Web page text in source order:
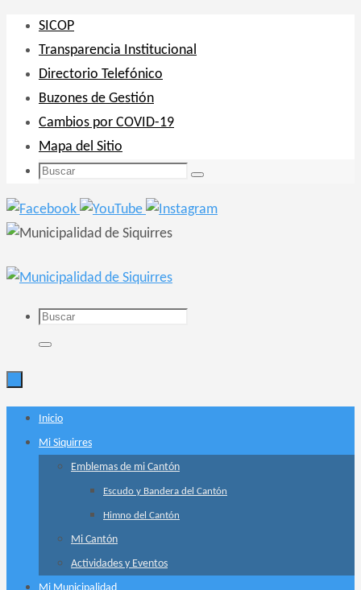
contenido
SICOP
Transparencia Institucional
Directorio Telefónico
Buzones de Gestión
Cambios por COVID-19
Mapa del Sitio
Buscar:
Buscar
Buscar:
Buscar
contenido
Inicio
Mi Siquirres
Emblemas de mi Cantón
Escudo y Bandera del Cantón
Himno del Cantón
Mi Cantón
Actividades y Eventos